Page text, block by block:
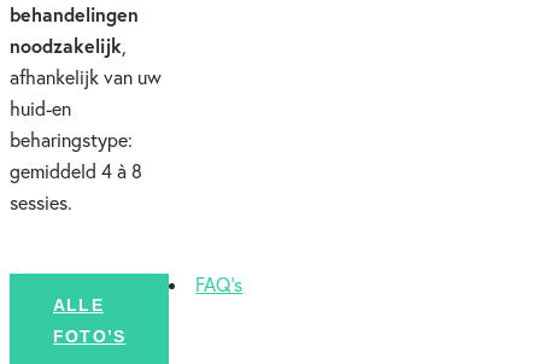
behandelingen
noodzakelijk,
afhankelijk van uw
huid-en
beharingstype:
gemiddeld 4 à 8
sessies.
ALLE
FOTO’S
FAQ's